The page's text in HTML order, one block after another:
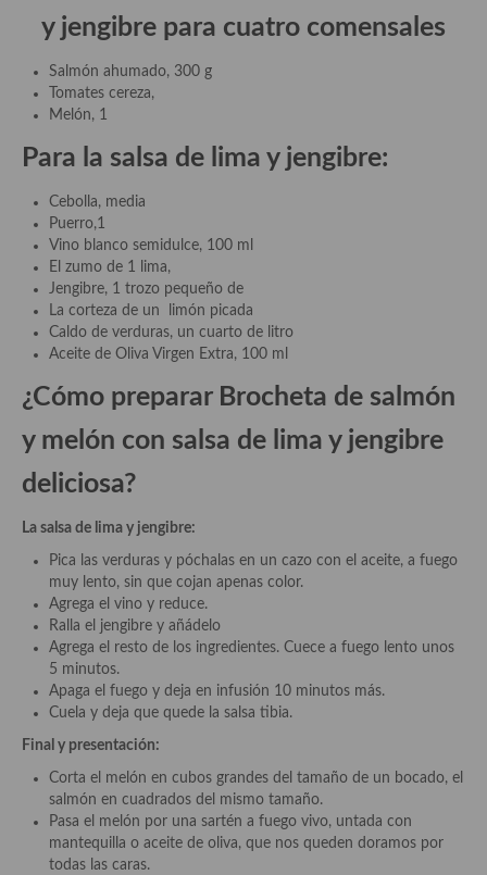
Cocina Gallega
Cocina Madrileña
Cocina Murciana
Cocina Navarra
Cocina Riojana
Cocina Valenciana
Cocina Vasca
Cocina Europea
Cocina Bulgara
Cocina Danesa
Cocina de la Republica Checa
Cocina de Polonia
Cocina Eslovena
Cocina Francesa
Cocina Griega
y jengibre para cuatro comensales
Salmón ahumado, 300 g
Tomates cereza,
Melón, 1
Para la salsa de lima y jengibre:
Cebolla, media
Puerro,1
Vino blanco semidulce, 100 ml
El zumo de 1 lima,
Jengibre, 1 trozo pequeño de
La corteza de un limón picada
Caldo de verduras, un cuarto de litro
Aceite de Oliva Virgen Extra, 100 ml
¿Cómo preparar Brocheta de salmón
y melón con salsa de lima y jengibre
deliciosa?
La salsa de lima y jengibre:
Pica las verduras y póchalas en un cazo con el aceite, a fuego
muy lento, sin que cojan apenas color.
Agrega el vino y reduce.
Ralla el jengibre y añádelo
Agrega el resto de los ingredientes. Cuece a fuego lento unos
5 minutos.
Apaga el fuego y deja en infusión 10 minutos más.
Cuela y deja que quede la salsa tibia.
Final y presentación:
Corta el melón en cubos grandes del tamaño de un bocado, el
salmón en cuadrados del mismo tamaño.
Pasa el melón por una sartén a fuego vivo, untada con
mantequilla o aceite de oliva, que nos queden doramos por
todas las caras.